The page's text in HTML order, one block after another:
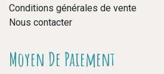
Conditions générales de vente
Nous contacter
Moyen De Paiement